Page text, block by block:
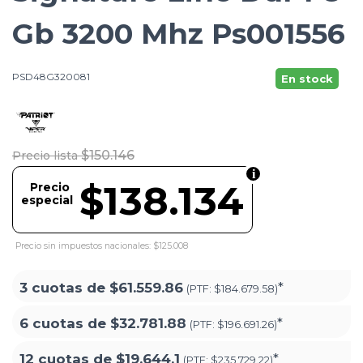
Gb 3200 Mhz Ps001556
PSD48G320081 En stock
Precio lista $150.146
$138.134
Precio
especial
Precio sin impuestos nacionales: $125.008
3 cuotas de $61.559.86 (PTF: $184.679.58)*
6 cuotas de $32.781.88 (PTF: $196.691.26)*
12 cuotas de $19.644.1 (PTF: $235.729.22)*